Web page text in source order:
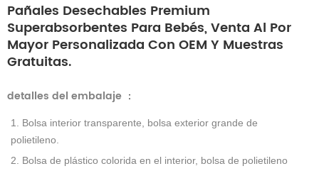
Pañales Desechables Premium
Superabsorbentes Para Bebés, Venta Al Por
Mayor Personalizada Con OEM Y Muestras
Gratuitas.
detalles del embalaje ：
1. Bolsa interior transparente, bolsa exterior grande de
polietileno.
2. Bolsa de plástico colorida en el interior, bolsa de polietileno